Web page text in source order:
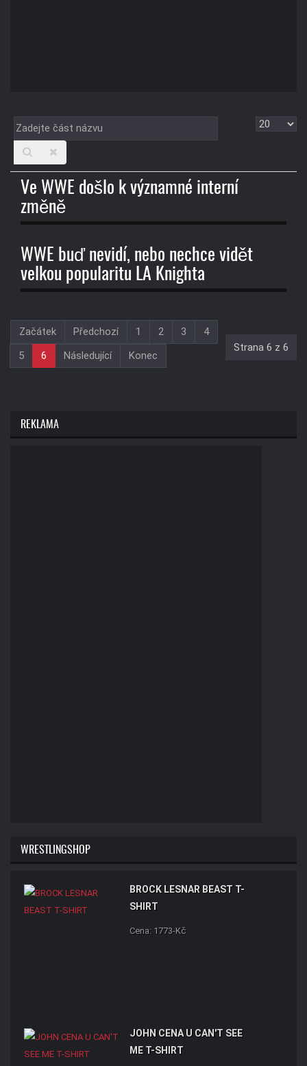
Zadejte
část
názvu
Zobrazit
Ve WWE došlo k významné interní
změně
WWE buď nevidí, nebo nechce vidět
velkou popularitu LA Knighta
Strana 6 z 6
Začátek Předchozí 1 2 3
4
5
6 Následující Konec
REKLAMA
WRESTLINGSHOP
BROCK LESNAR BEAST T-
SHIRT
Cena: 1773-Kč
JOHN CENA U CAN'T SEE
ME T-SHIRT